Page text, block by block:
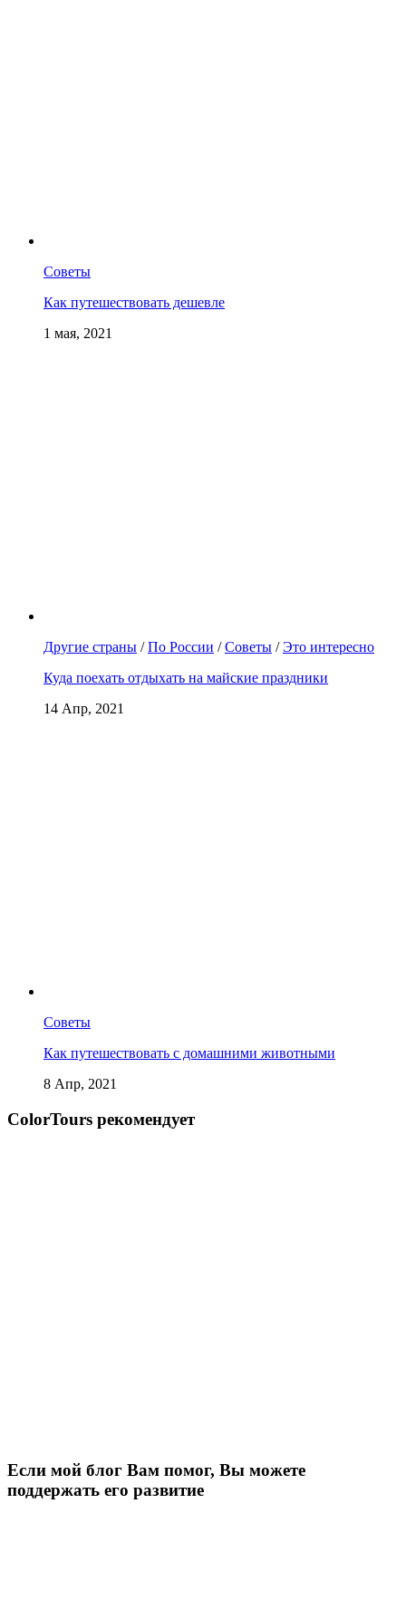
Советы
Как путешествовать дешевле
1 мая, 2021
Другие страны /По России /Советы /Это интересно
Куда поехать отдыхать на майские праздники
14 Апр, 2021
Советы
Как путешествовать с домашними животными
8 Апр, 2021
СolorTours рекомендует
Если мой блог Вам помог, Вы можете
поддержать его развитие